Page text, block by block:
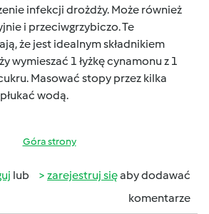
infekcji drożdży. Może również
i przeciwgrzybiczo. Te
że jest idealnym składnikiem
wymieszać 1 łyżkę cynamonu z 1
Masować stopy przez kilka
wodą.
Góra strony
lub zarejestruj sięaby dodawać
komentarze